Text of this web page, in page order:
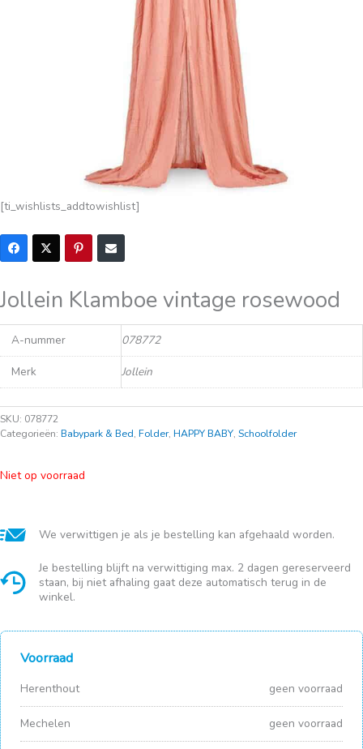
[ti_wishlists_addtowishlist]
Jollein Klamboe vintage rosewood
A-nummer 078772
Merk Jollein
SKU: 078772
Categorieën: Babypark & Bed, Folder, HAPPY BABY, Schoolfolder
Niet op voorraad
We verwittigen je als je bestelling kan afgehaald worden.
Je bestelling blijft na verwittiging max. 2 dagen gereserveerd
staan, bij niet afhaling gaat deze automatisch terug in de
winkel.
Voorraad
Herenthout geen voorraad
Mechelen geen voorraad